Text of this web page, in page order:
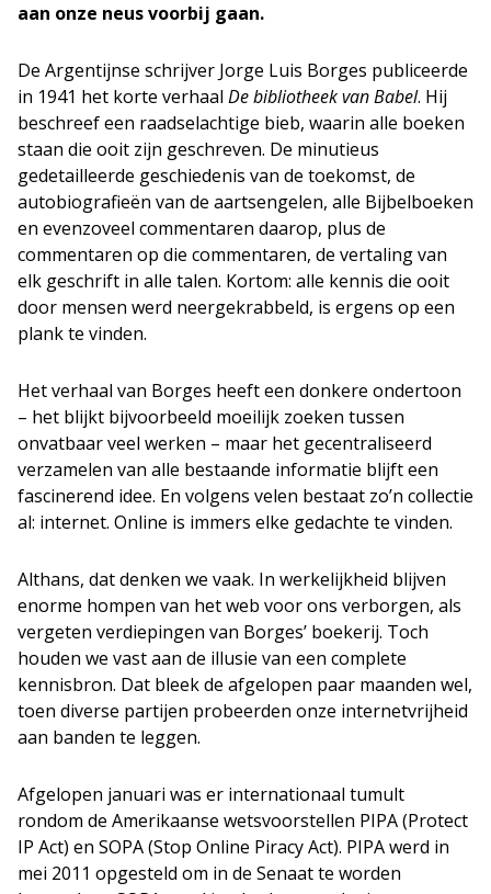
aan onze neus voorbij gaan.
De Argentijnse schrijver Jorge Luis Borges publiceerde
in 1941 het korte verhaal De bibliotheek van Babel. Hij
beschreef een raadselachtige bieb, waarin alle boeken
staan die ooit zijn geschreven. De minutieus
gedetailleerde geschiedenis van de toekomst, de
autobiografieën van de aartsengelen, alle Bijbelboeken
en evenzoveel commentaren daarop, plus de
commentaren op die commentaren, de vertaling van
elk geschrift in alle talen. Kortom: alle kennis die ooit
door mensen werd neergekrabbeld, is ergens op een
plank te vinden.
Het verhaal van Borges heeft een donkere ondertoon
– het blijkt bijvoorbeeld moeilijk zoeken tussen
onvatbaar veel werken – maar het gecentraliseerd
verzamelen van alle bestaande informatie blijft een
fascinerend idee. En volgens velen bestaat zo’n collectie
al: internet. Online is immers elke gedachte te vinden.
Althans, dat denken we vaak. In werkelijkheid blijven
enorme hompen van het web voor ons verborgen, als
vergeten verdiepingen van Borges’ boekerij. Toch
houden we vast aan de illusie van een complete
kennisbron. Dat bleek de afgelopen paar maanden wel,
toen diverse partijen probeerden onze internetvrijheid
aan banden te leggen.
Afgelopen januari was er internationaal tumult
rondom de Amerikaanse wetsvoorstellen PIPA (Protect
IP Act) en SOPA (Stop Online Piracy Act). PIPA werd in
mei 2011 opgesteld om in de Senaat te worden